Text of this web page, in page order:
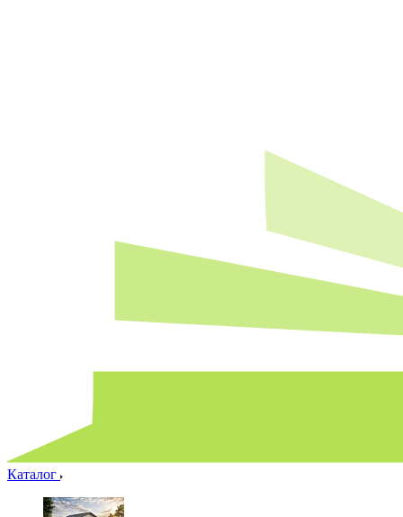
Каталог